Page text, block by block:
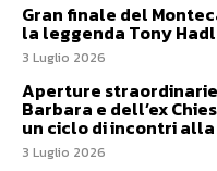
Gran finale del
la leggenda Tony
3 Luglio 2026
Aperture
Barbara e dell’ex
un ciclo di incontri
3 Luglio 2026